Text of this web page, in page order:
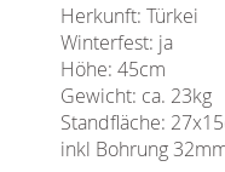
Herkunft: Türkei
Winterfest: ja
Höhe: 45cm
Gewicht: ca. 23kg
Standfläche:
inkl Bohrung